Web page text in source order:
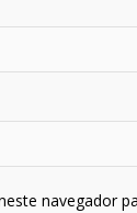
navegador